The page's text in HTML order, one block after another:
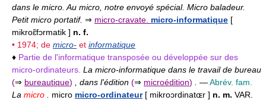
dans le micro. Au micro, notre envoyé spécial. Micro baladeur.
Petit micro portatif. ⇒ micro-cravate. micro-informatique [
mikroɛ̃fɔrmatik ] n. f.
• 1974; de micro- et informatique
♦ Partie de l'informatique transposée ou développée sur des
micro-ordinateurs. La micro-informatique dans le travail de bureau
(⇒ bureautique) , dans l'édition (⇒ microédition) —Abrév. fam.
La micro micro micro-ordinateur[ mikroɔrdinatɶr ] n. m. VAR.